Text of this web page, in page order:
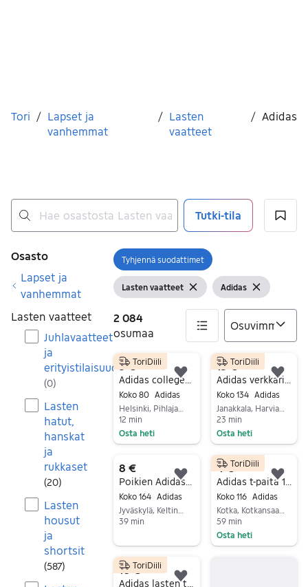
Olet tässä
Tori / Lapset ja
vanhemmat
/ Lasten
vaatteet
/ Adidas
Tutki-tila
Suodattimet
Osasto
Lapset ja
vanhemmat
Lasten vaatteet
Juhlavaatteet
ja
erityistilaisuudet
(0)
Lasten
hatut,
hanskat
ja
rukkaset
(20)
Lasten
housut
ja
shortsit
(587)
Avaa suodatin
Tyhjennä suodattimet
Näytä suodattimet
Lasten vaatteet Tyhjennä suodatin
Näytä suodattimet
Adidas Tyhjennä
2 084
osumaa
2084 tulos(ta)
3 €
Koko 80 Adidas
12 min
Osta heti
ToriDiili
Lisää suosikiksi.
15 €
Koko 134 Adidas
Janakkala, Harviala, Kanta-Häme
23 min
Osta heti
ToriDiili
8 €
Koko 164 Adidas
39 min
Lisää suosikiksi.
4 €
Koko 116 Adidas
Kotka, Kotkansaari, Kymenlaakso
59 min
Osta heti
ToriDiili
10 €ToriDiili